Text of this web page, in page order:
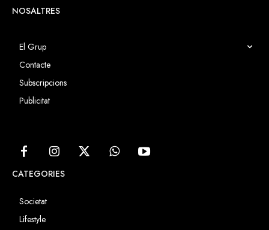
NOSALTRES
El Grup
Contacte
Subscripcions
Publicitat
CATEGORIES
Societat
Lifestyle